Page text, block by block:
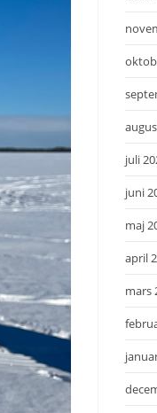
juli
juni
maj
april
mars